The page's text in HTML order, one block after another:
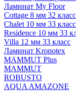
Ламинат My Floor
Cottage 8 мм 32 класс
Chalet 10 мм 33 класс
Residence 10 мм 33
Villa 12 мм 33 класс
Ламинат Kronotex
MAMMUT Plus
MAMMUT
ROBUSTO
AQUA AMAZONE